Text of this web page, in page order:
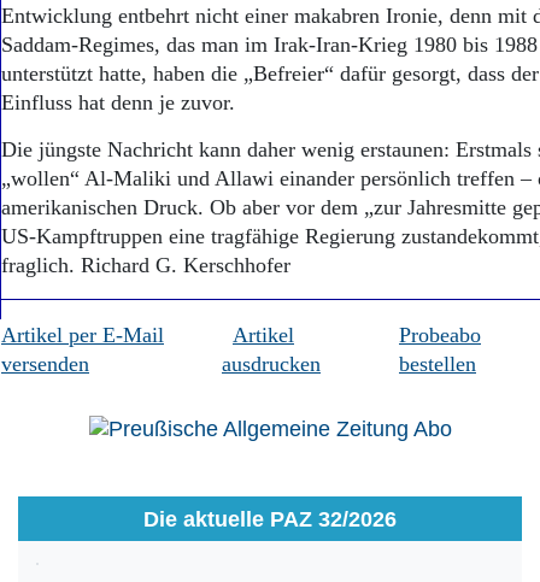
Entwicklung entbehrt nicht einer makabren Ironie, denn mit
Saddam-Regimes, das man im Irak-Iran-Krieg 1980 bis
unterstützt hatte, haben die „Befreier“ dafür gesorgt, dass
Einfluss hat denn je zuvor.
Die jüngste Nachricht kann daher wenig erstaunen: Erstmals
„wollen“ Al-Maliki und Allawi einander persönlich treffen –
amerikanischen Druck. Ob aber vor dem „zur Jahresmitte
US-Kampftruppen eine tragfähige Regierung
fraglich. Richard G. Kerschhofer
Artikel per E-Mail
versenden
Artikel
ausdrucken
Probeabo
bestellen
Die aktuelle PAZ 32/2026